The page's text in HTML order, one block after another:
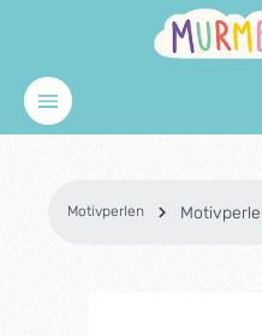
Zum Hauptinhalt springen
Motivperlen